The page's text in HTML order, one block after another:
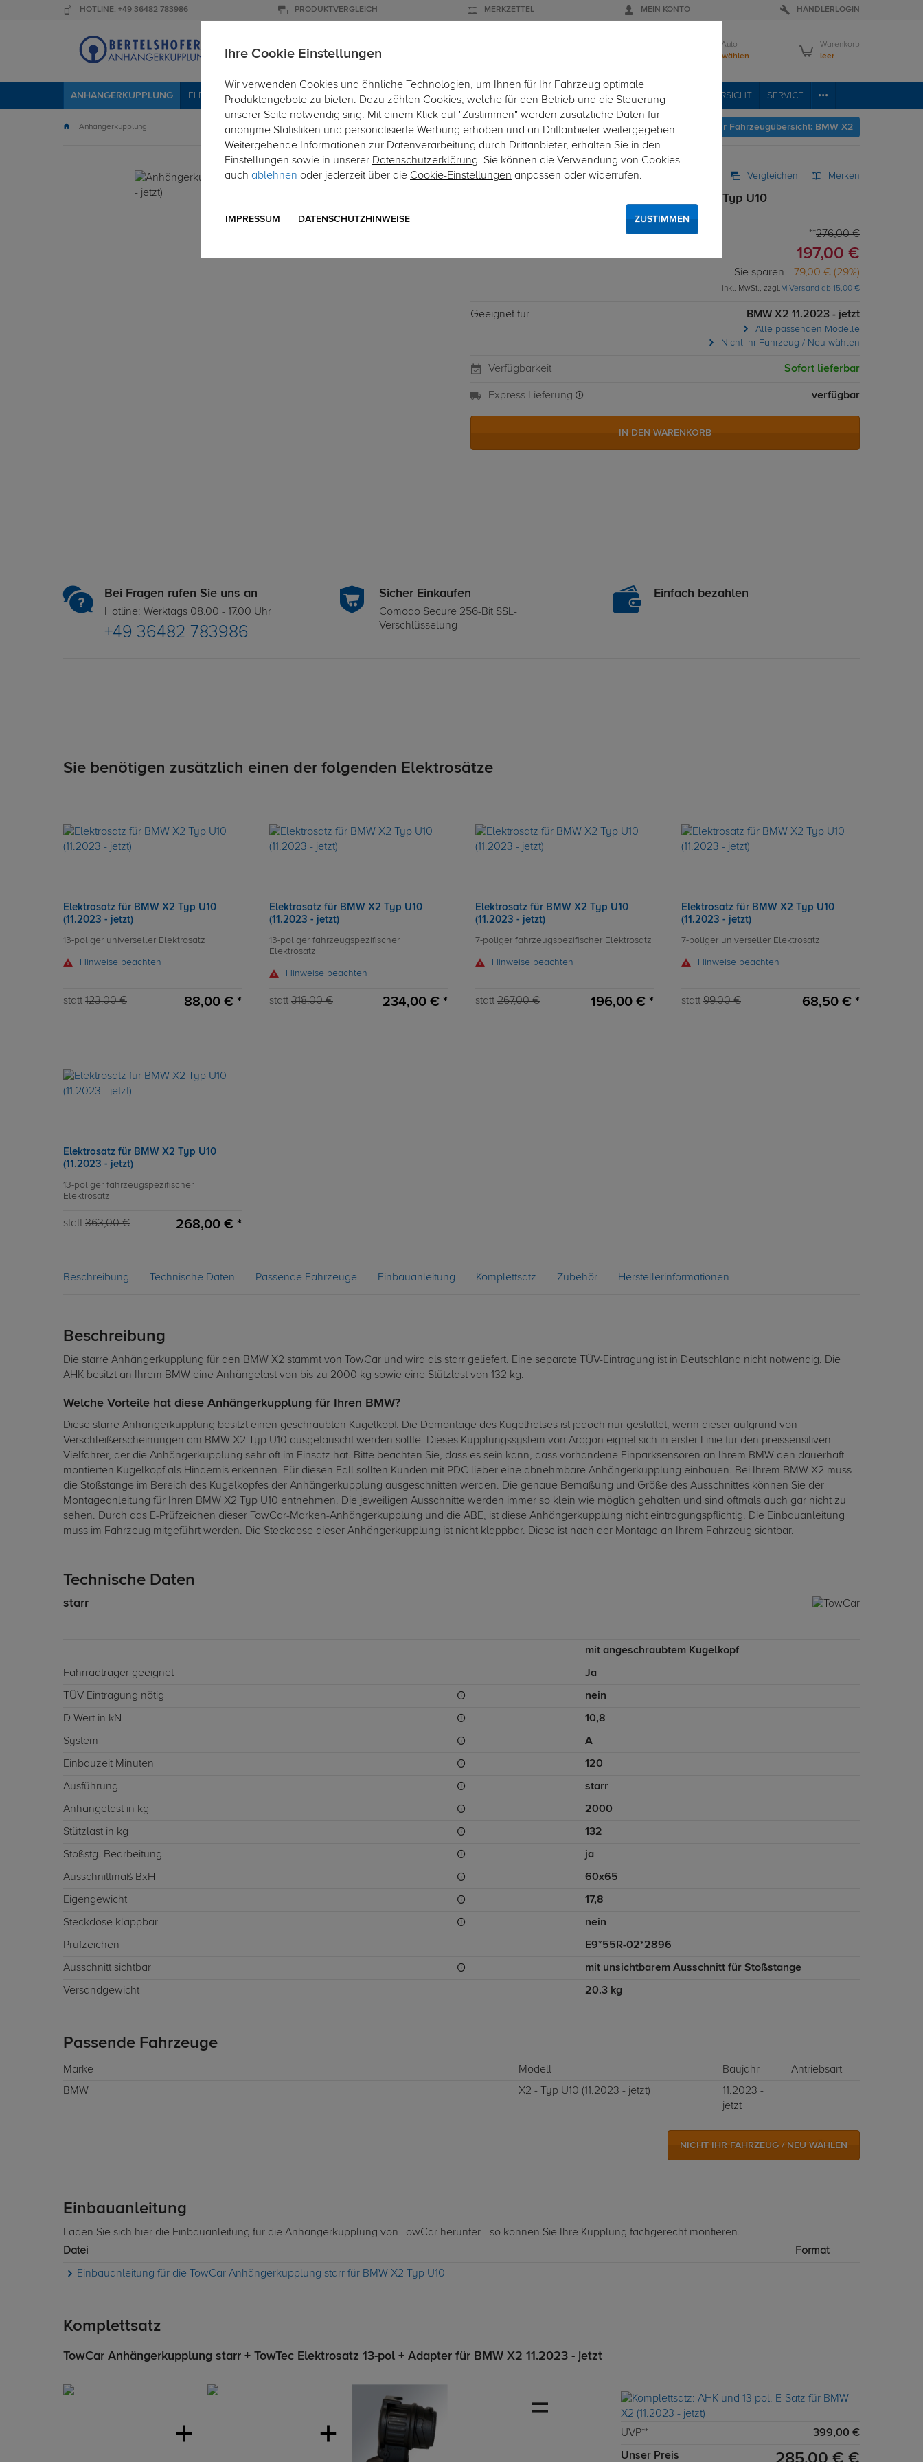
HOTLINE: +49 36482 783986 PRODUKTVERGLEICH MERKZETTEL MEIN KONTO HÄNDLERLOGIN
Mein Auto
Bitte wählen
Warenkorb
leer
ANHÄNGERKUPPLUNG ELEKTROSÄTZE DACHTRÄGER DACHBOXEN FAHRRADTRÄGER ZUBEHÖR EINBAUSERVICE FAHRZEUGÜBERSICHT SERVICE
Anhängerkupplung Hier geht's zur Fahrzeugübersicht: BMW X2
Art.-Nr. sTO423-1 Vergleichen Merken
TowCar Anhängerkupplung starr für BMW X2 Typ U10
276,00 €
197,00 €
Sie sparen 79,00 € (29%)
inkl. MwSt., zzgl.M Versand ab 15,00 €
Geeignet für BMW X2 11.2023 - jetzt
Alle passenden Modelle
Nicht Ihr Fahrzeug / Neu wählen
Verfügbarkeit Sofort lieferbar
Express Lieferung verfügbar
IN DEN WARENKORB
Bei Fragen rufen Sie uns an
Hotline: Werktags 08.00 - 17.00 Uhr
+49 36482 783986
Sicher Einkaufen
Comodo Secure 256-Bit SSL-
Verschlüsselung
Einfach bezahlen
Sie benötigen zusätzlich einen der folgenden Elektrosätze
Elektrosatz für BMW X2 Typ U10
(11.2023 - jetzt)
13-poliger universeller Elektrosatz
Hinweise beachten
statt 123,00 € 88,00 € *
Elektrosatz für BMW X2 Typ U10
(11.2023 - jetzt)
13-poliger fahrzeugspezifischer
Elektrosatz
Hinweise beachten
statt 318,00 € 234,00 € *
Elektrosatz für BMW X2 Typ U10
(11.2023 - jetzt)
7-poliger fahrzeugspezifischer Elektrosatz
Hinweise beachten
statt 267,00 € 196,00 € *
Elektrosatz für BMW X2 Typ U10
(11.2023 - jetzt)
7-poliger universeller Elektrosatz
Hinweise beachten
statt 99,00 € 68,50 € *
Elektrosatz für BMW X2 Typ U10
(11.2023 - jetzt)
13-poliger fahrzeugspezifischer
Elektrosatz
statt 363,00 € 268,00 € *
Beschreibung Technische Daten Passende Fahrzeuge Einbauanleitung Komplettsatz Zubehör Herstellerinformationen
Beschreibung
Die starre Anhängerkupplung für den BMW X2 stammt von TowCar und wird als starr geliefert. Eine separate TÜV-Eintragung ist in Deutschland nicht notwendig. Die
AHK besitzt an Ihrem BMW eine Anhängelast von bis zu 2000 kg sowie eine Stützlast von 132 kg.
Welche Vorteile hat diese Anhängerkupplung für Ihren BMW?
Diese starre Anhängerkupplung besitzt einen geschraubten Kugelkopf. Die Demontage des Kugelhalses ist jedoch nur gestattet, wenn dieser aufgrund von
Verschleißerscheinungen am BMW X2 Typ U10 ausgetauscht werden sollte. Dieses Kupplungssystem von Aragon eignet sich in erster Linie für den preissensitiven
Vielfahrer, der die Anhängerkupplung sehr oft im Einsatz hat. Bitte beachten Sie, dass es sein kann, dass vorhandene Einparksensoren an Ihrem BMW den dauerhaft
montierten Kugelkopf als Hindernis erkennen. Für diesen Fall sollten Kunden mit PDC lieber eine abnehmbare Anhängerkupplung einbauen. Bei Ihrem BMW X2 muss
die Stoßstange im Bereich des Kugelkopfes der Anhängerkupplung ausgeschnitten werden. Die genaue Bemaßung und Größe des Ausschnittes können Sie der
Montageanleitung für Ihren BMW X2 Typ U10 entnehmen. Die jeweiligen Ausschnitte werden immer so klein wie möglich gehalten und sind oftmals auch gar nicht zu
sehen. Durch das E-Prüfzeichen dieser TowCar-Marken-Anhängerkupplung und die ABE, ist diese Anhängerkupplung nicht eintragungspflichtig. Die Einbauanleitung
muss im Fahrzeug mitgeführt werden. Die Steckdose dieser Anhängerkupplung ist nicht klappbar. Diese ist nach der Montage an Ihrem Fahrzeug sichtbar.
Technische Daten
starr
mit angeschraubtem Kugelkopf
Fahrradträger geeignet Ja
TÜV Eintragung nötig nein
D-Wert in kN 10,8
System A
Einbauzeit Minuten 120
Ausführung starr
Anhängelast in kg 2000
Stützlast in kg 132
Stoßstg. Bearbeitung ja
Ausschnittmaß BxH 60x65
Eigengewicht 17,8
Steckdose klappbar nein
Prüfzeichen E9*55R-02*2896
Ausschnitt sichtbar mit unsichtbarem Ausschnitt für Stoßstange
Versandgewicht 20.3 kg
Passende Fahrzeuge
Marke Modell Baujahr
Antriebsart
BMW
X2 - Typ U10 (11.2023 - jetzt)
11.2023 -
jetzt
NICHT IHR FAHRZEUG / NEU WÄHLEN
Einbauanleitung
Laden Sie sich hier die Einbauanleitung für die Anhängerkupplung von TowCar herunter - so können Sie Ihre Kupplung fachgerecht montieren.
Datei
Format
Einbauanleitung für die TowCar Anhängerkupplung starr für BMW X2 Typ U10
Komplettsatz
TowCar Anhängerkupplung starr + TowTec Elektrosatz 13-pol + Adapter für BMW X2 11.2023 - jetzt
UVP** 399,00 €
Unser Preis 285,00 € €
Ihre Cookie Einstellungen
Wir verwenden Cookies und ähnliche Technologien, um Ihnen für Ihr Fahrzeug optimale
Produktangebote zu bieten. Dazu zählen Cookies, welche für den Betrieb und die Steuerung
unserer Seite notwendig sing. Mit einem Klick auf "Zustimmen" werden zusätzliche Daten für
anonyme Statistiken und personalisierte Werbung erhoben und an Drittanbieter weitergegeben.
Weitergehende Informationen zur Datenverarbeitung durch Drittanbieter, erhalten Sie in den
Einstellungen sowie in unserer Datenschutzerklärung. Sie können die Verwendung von Cookies
auch ablehnen oder jederzeit über die Cookie-Einstellungen anpassen oder widerrufen.
IMPRESSUM DATENSCHUTZHINWEISE ZUSTIMMEN